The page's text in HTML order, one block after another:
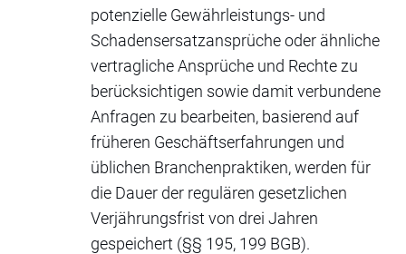
potenzielle Gewährleistungs- und
Schadensersatzansprüche oder ähnliche
vertragliche Ansprüche und Rechte zu
berücksichtigen sowie damit verbundene
Anfragen zu bearbeiten, basierend auf
früheren Geschäftserfahrungen und
üblichen Branchenpraktiken, werden für
die Dauer der regulären gesetzlichen
Verjährungsfrist von drei Jahren
gespeichert (§§ 195, 199 BGB).